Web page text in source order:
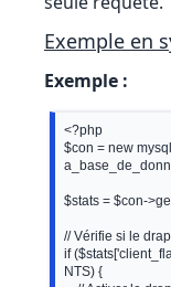
Exemple en
Exemple :
<?php
$con = new
$stats = $con-
// Vérifie si le
if
NTS) {